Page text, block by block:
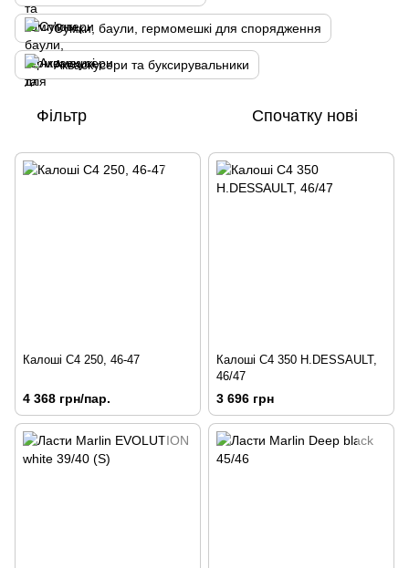
Сумки, баули, гермомешкі для спорядження
Акваскусери та буксирувальники
Фільтр Спочатку нові
Калоші C4 250, 46-47
4 368 грн/пар.
Калоші C4 350 H.DESSAULT,
46/47
3 696 грн